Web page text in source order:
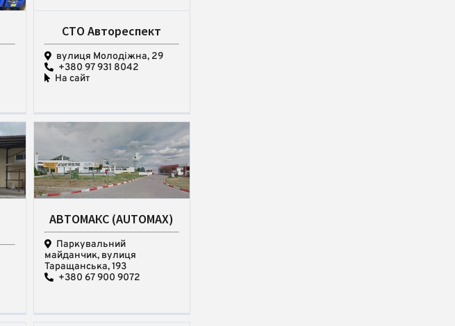
СТО Автореспект
вулиця Молодіжна, 29
+380 97 931 8042
На сайт
АВТОМАКС (AUTOMAX)
Паркувальний
майданчик, вулиця
Таращанська, 193
+380 67 900 9072